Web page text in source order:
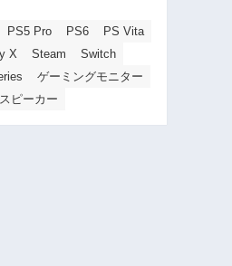
PS5 Pro PS6
PS Vita
X
Steam
Switch
ゲーミングモニター
スピーカー